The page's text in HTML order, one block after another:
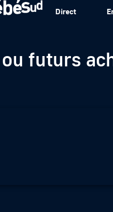
Direct
du
futurs